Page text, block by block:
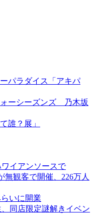
ーパラダイス「アキパ
ォーシーズンズ 乃木坂
誰？展」
イアンソースで
無観客で開催、226万人
いに開業
同店限定謎解きイベン